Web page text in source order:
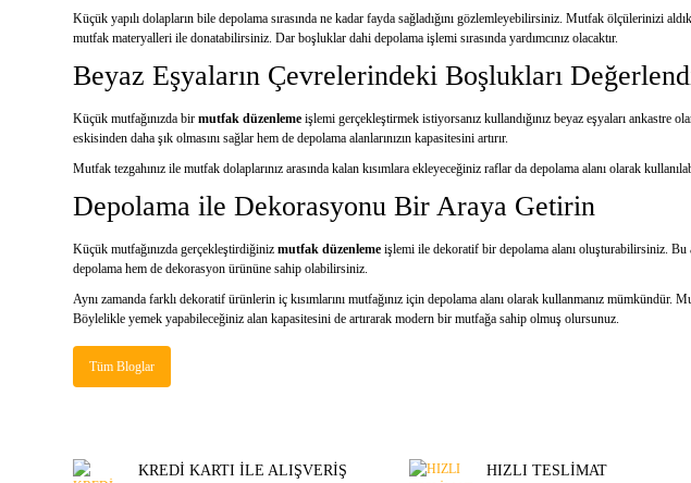
Küçük yapılı dolapların bile depolama sırasında ne kadar fayda sağladığını gözlemleyebilirsiniz. Mutfak ölçülerinizi
mutfak materyalleri ile donatabilirsiniz. Dar boşluklar dahi depolama işlemi sırasında yardımcınız olacaktır.
Beyaz Eşyaların Çevrelerindeki Boşlukları
Küçük mutfağınızda bir mutfak düzenleme işlemi gerçekleştirmek istiyorsanız kullandığınız beyaz eşyaları
eskisinden daha şık olmasını sağlar hem de depolama alanlarınızın kapasitesini artırır.
Mutfak tezgahınız ile mutfak dolaplarınız arasında kalan kısımlara ekleyeceğiniz raflar da depolama alanı olarak
Depolama ile Dekorasyonu Bir Araya Getirin
Küçük mutfağınızda gerçekleştirdiğiniz mutfak düzenleme işlemi ile dekoratif bir depolama alanı oluşturabilirsiniz. Bu
depolama hem de dekorasyon ürününe sahip olabilirsiniz.
Aynı zamanda farklı dekoratif ürünlerin iç kısımlarını mutfağınız için depolama alanı olarak kullanmanız
Böylelikle yemek yapabileceğiniz alan kapasitesini de artırarak modern bir mutfağa sahip olmuş olursunuz.
Tüm Bloglar
KREDİ KARTI İLE ALIŞVERİŞ
HIZLI TESLİMAT